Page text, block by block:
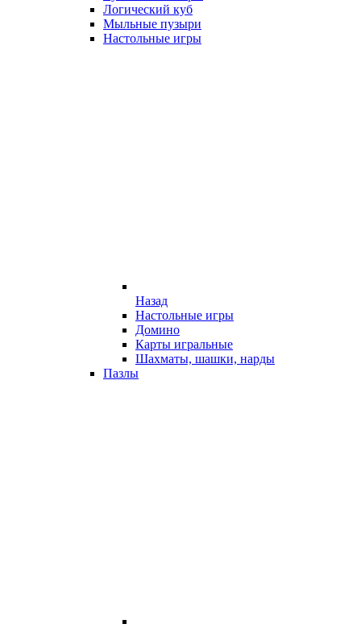
Логический куб
Мыльные пузыри
Настольные игры
Назад
Настольные игры
Домино
Карты игральные
Шахматы, шашки, нарды
Пазлы